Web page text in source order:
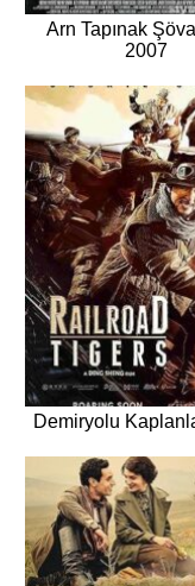
Arn Tapınak
2007
Demiryolu